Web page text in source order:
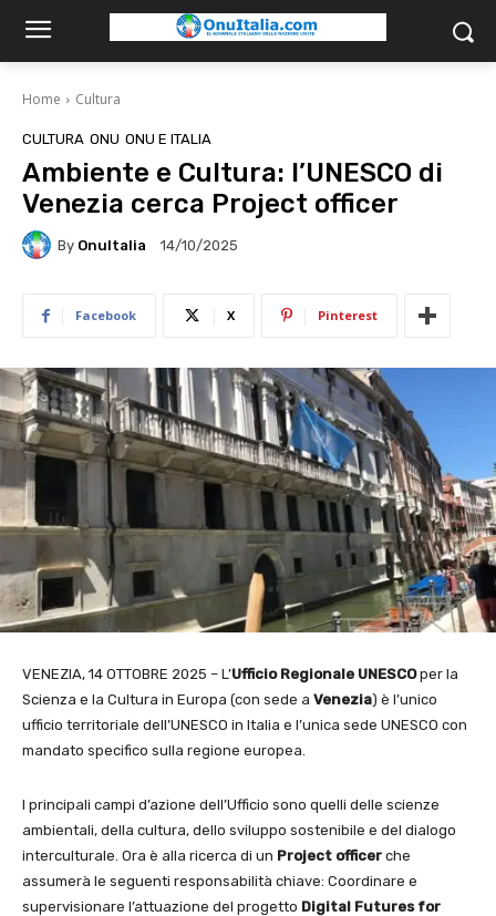
Home Cultura
CULTURA ONU ONU E ITALIA
Ambiente e Cultura: l’UNESCO di
Venezia cerca Project officer
By OnuItalia 14/10/2025
Facebook X Pinterest
VENEZIA, 14 OTTOBRE 2025 – L’Ufficio Regionale UNESCOper la
Scienza e la Cultura in Europa (con sede a Venezia) è l’unico
ufficio territoriale dell’UNESCO in Italia e l’unica sede UNESCO con
mandato specifico sulla regione europea.
I principali campi d’azione dell’Ufficio sono quelli delle scienze
ambientali, della cultura, dello sviluppo sostenibile e del dialogo
interculturale. Ora è alla ricerca di un Project officer che
assumerà le seguenti responsabilità chiave: Coordinare e
supervisionare l’attuazione del progetto Digital Futures for